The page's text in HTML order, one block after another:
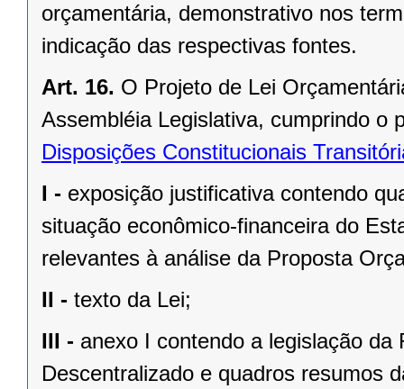
orçamentária, demonstrativo nos
indicação das respectivas fontes.
Art. 16. O Projeto de Lei
Assembléia Legislativa, cumprindo o
Disposições Constitucionais
I - exposição justificativa contendo
situação econômico-financeira do
relevantes à análise da Proposta
II - texto da Lei;
III - anexo I contendo a legislação
Descentralizado e quadros resumos